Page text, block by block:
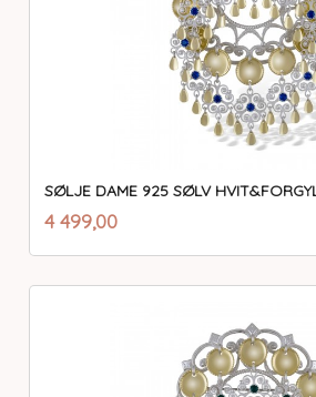
SØLJE DAME 925 SØLV
Pris
4 499,00mva.